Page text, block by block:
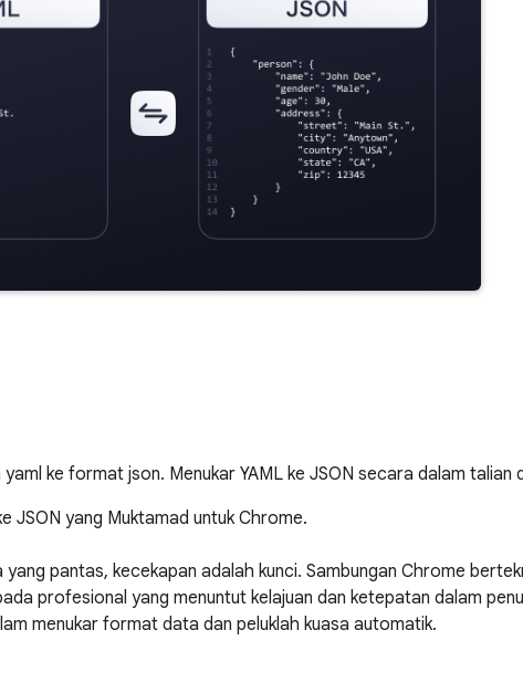
ke format json. Menukar YAML ke JSON secara dalam talian
JSON yang Muktamad untuk Chrome.
pantas, kecekapan adalah kunci. Sambungan Chrome
profesional yang menuntut kelajuan dan ketepatan dalam
menukar format data dan peluklah kuasa automatik.